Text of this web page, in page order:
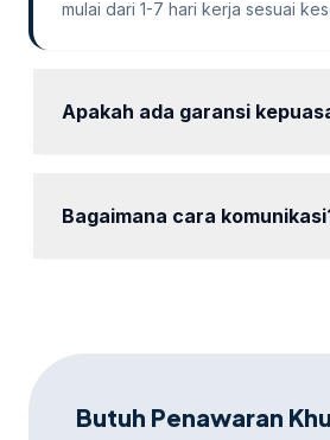
mulai dari 1-7 hari kerja sesuai
Apakah ada garansi
Bagaimana cara
Butuh Penawaran